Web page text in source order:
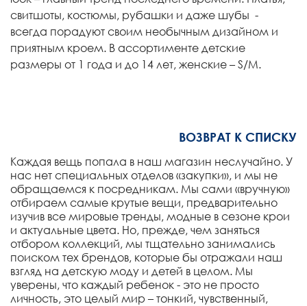
свитшоты, костюмы, рубашки и даже шубы -
всегда порадуют своим необычным дизайном и
приятным кроем. В ассортименте детские
размеры от 1 года и до 14 лет, женские – S/M.
ВОЗВРАТ К СПИСКУ
Каждая вещь попала в наш магазин неслучайно. У
нас нет специальных отделов «закупки», и мы не
обращаемся к посредникам. Мы сами «вручную»
отбираем самые крутые вещи, предварительно
изучив все мировые тренды, модные в сезоне крои
и актуальные цвета. Но, прежде, чем заняться
отбором коллекций, мы тщательно занимались
поиском тех брендов, которые бы отражали наш
взгляд на детскую моду и детей в целом. Мы
уверены, что каждый ребенок - это не просто
личность, это целый мир – тонкий, чувственный,